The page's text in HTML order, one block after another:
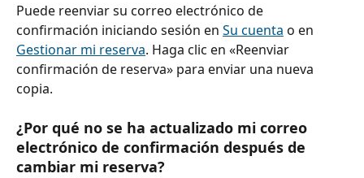
Puede reenviar su correo electrónico de
confirmación iniciando sesión en Su cuenta o en
Gestionar mi reserva. Haga clic en «Reenviar
confirmación de reserva» para enviar una nueva
copia.
¿Por qué no se ha actualizado mi correo
electrónico de confirmación después de
cambiar mi reserva?